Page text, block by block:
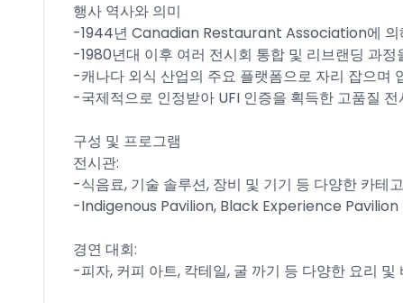
행사 역사와 의미
-1944년 Canadian Restaurant Association에 의
-1980년대 이후 여러 전시회 통합 및 리브랜딩 과
-캐나다 외식 산업의 주요 플랫폼으로 자리 잡으며
-국제적으로 인정받아 UFI 인증을 획득한 고품질 전
구성 및 프로그램
전시관:
-식음료, 기술 솔루션, 장비 및 기기 등 다양한 카테
-Indigenous Pavilion, Black Experience Pavilion
경연 대회:
-피자, 커피 아트, 칵테일, 굴 까기 등 다양한 요리 및